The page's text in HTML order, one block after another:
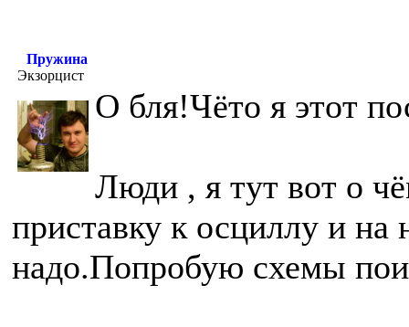
Пружина
Экзорцист
О бля!Чёто я этот
Люди , я тут вот о
приставку к осциллу и на
надо.Попробую схемы